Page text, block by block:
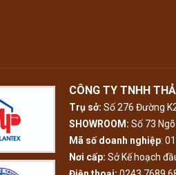
CÔNG TY TNHH
Trụ sở: Số 276 Đường
SHOWROOM: Số 73
Mã số doanh nghiệp:
Nơi cấp: Sở Kế hoạch